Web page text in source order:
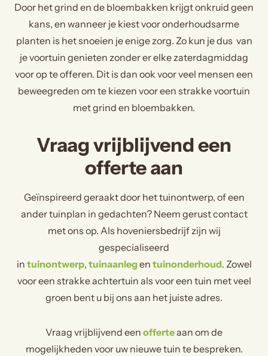
Door het grind en de bloembakken krijgt onkruid geen
kans, en wanneer je kiest voor onderhoudsarme
planten is het snoeien je enige zorg. Zo kun je dus van
je voortuin genieten zonder er elke zaterdagmiddag
voor op te offeren. Dit is dan ook voor veel mensen een
beweegreden om te kiezen voor een strakke voortuin
met grind en bloembakken.
Vraag vrijblijvend een
offerte aan
Geïnspireerd geraakt door het tuinontwerp, of een
ander tuinplan in gedachten? Neem gerust contact
met ons op. Als hoveniersbedrijf zijn wij
gespecialiseerd
in tuinontwerp, tuinaanleg en tuinonderhoud. Zowel
voor een strakke achtertuin als voor een tuin met veel
groen bent u bij ons aan het juiste adres.
Vraag vrijblijvend een offerteaan om de
mogelijkheden voor uw nieuwe tuin te bespreken.